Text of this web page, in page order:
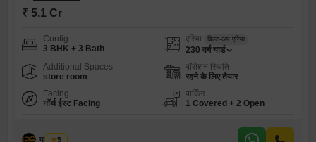
₹ 5.1 Cr
Config
3 BHK + 3 Bath
एरिया बिल्ट-अप एरिया
230 वर्ग यार्ड
Additional Spaces
store room
पॉसेशन स्थिति
रहने के लिए तैयार
Facing
नॉर्थ ईस्ट Facing
पार्किंग
1 Covered + 2 Open
पूनम सैनी
5